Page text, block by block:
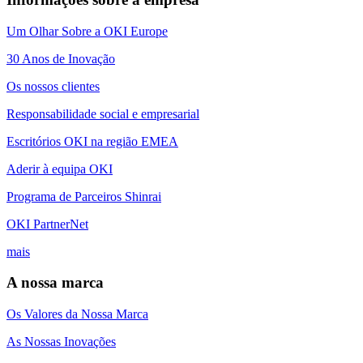
Um Olhar Sobre a OKI Europe
30 Anos de Inovação
Os nossos clientes
Responsabilidade social e empresarial
Escritórios OKI na região EMEA
Aderir à equipa OKI
Programa de Parceiros Shinrai
OKI PartnerNet
mais
A nossa marca
Os Valores da Nossa Marca
As Nossas Inovações